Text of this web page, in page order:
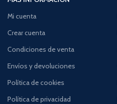
Mi cuenta
Crear cuenta
Condiciones de venta
Envíos y devoluciones
Política de cookies
Política de privacidad